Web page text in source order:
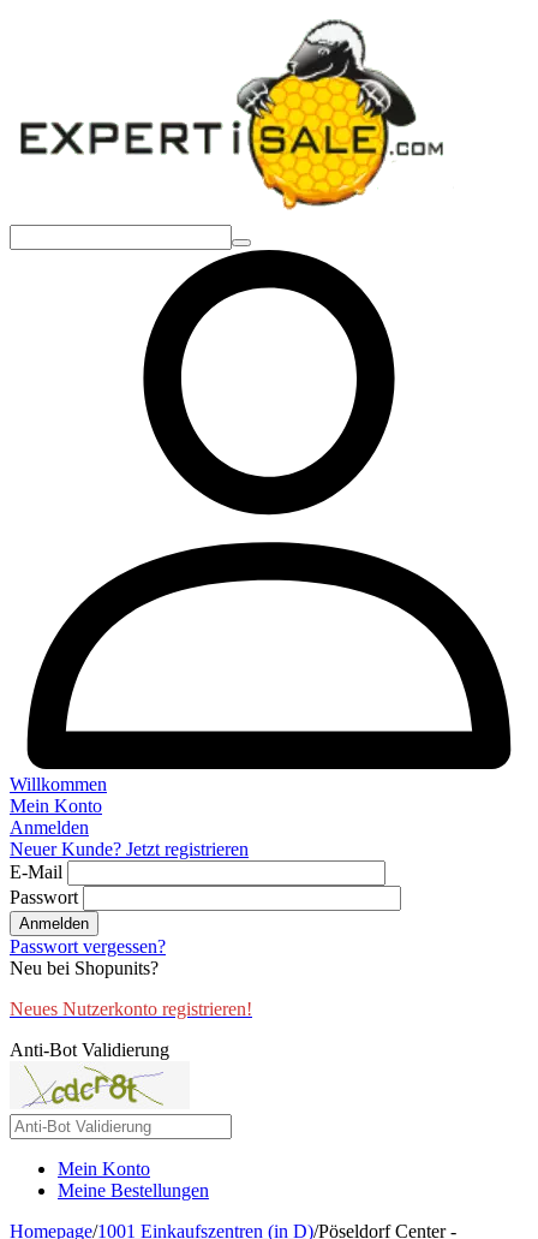
Willkommen
Mein Konto
Anmelden
Neuer Kunde? Jetzt registrieren
E-Mail
Passwort
Anmelden
Passwort vergessen?
Neu bei Shopunits?
Neues Nutzerkonto registrieren!
Anti-Bot Validierung
Mein Konto
Meine Bestellungen
Homepage/1001 Einkaufszentren (in D)/Pöseldorf Center -